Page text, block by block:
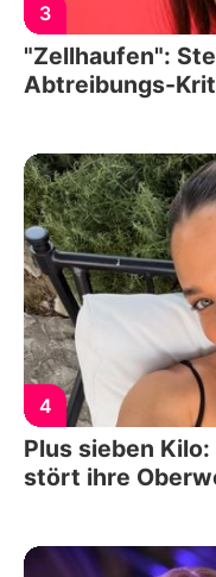
3
"Zellhaufen":
Abtreibungs-
4
Plus sieben
stört ihre